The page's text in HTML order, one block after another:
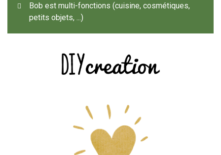
Bob est multi-fonctions (cuisine, cosmétiques,
petits objets, ...)